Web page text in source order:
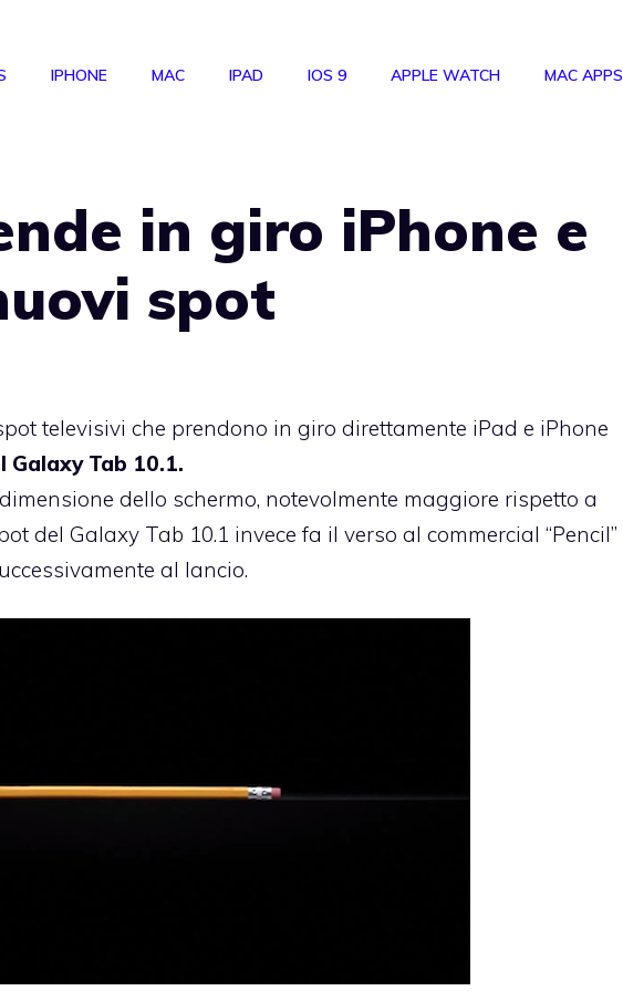
IPHONE MAC IPAD IOS 9 APPLE WATCH MAC APPS
in giro iPhone e
spot
televisivi che prendono in giro direttamente iPad e iPhone
Galaxy Tab 10.1.
dello schermo, notevolmente maggiore rispetto a
del Galaxy Tab 10.1 invece fa il verso al commercial “Pencil”
al lancio.